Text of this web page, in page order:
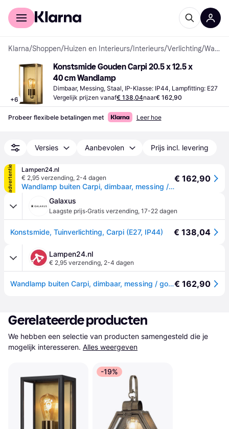
Voor shoppers
Klarna/Shoppen/Huizen en Interieurs/ Interieurs/Verlichting/ Wandlampen
+6
Konstsmide Gouden Carpi 20.5 x 12.5 x
40 cm Wandlamp
Dimbaar, Messing, Staal, IP-Klasse: IP44, Lampfitting: E27
Vergelijk prijzen vanaf€ 138,04naar€ 162,90
Probeer flexibele betalingen met Leer hoe
Versies Aanbevolen Prijs incl. levering
advertentie
Lampen24.nl
€ 2,95 verzending, 2-4 dagen
Wandlamp buiten Carpi, dimbaar, messing / goud, metaal, Modern, Wandlamp buiten
€ 162,90
Galaxus
Laagste prijs·Gratis verzending, 17-22 dagen
Konstsmide, Tuinverlichting, Carpi (E27, IP44) € 138,04
Lampen24.nl
€ 2,95 verzending, 2-4 dagen
Wandlamp buiten Carpi, dimbaar, messing / goud, metaal, Modern, Wandlamp buiten€ 162,90
Gerelateerde producten
We hebben een selectie van producten samengesteld die je
mogelijk interesseren. Alles weergeven
-19%